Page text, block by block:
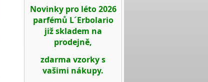
Novinky pro léto 2026
parfémů L´Erbolario
již skladem na
prodejně,
zdarma vzorky s
vašimi nákupy.